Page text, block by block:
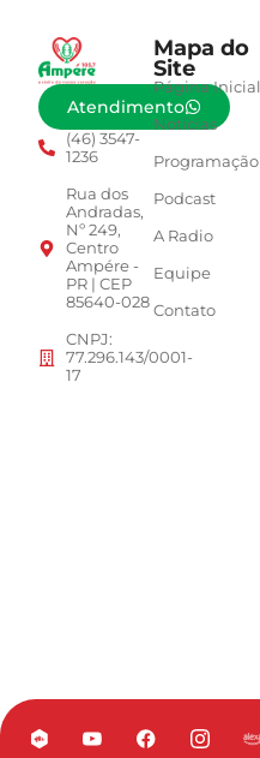
Atendimento
(46) 3547-
1236
Rua dos
Andradas,
Nº 249,
Centro
Ampére -
PR | CEP
85640-028
CNPJ:
77.296.143/0001-
17
Mapa do
Site
Página Inicial
Notícias
Programação
Podcast
A Radio
Equipe
Contato